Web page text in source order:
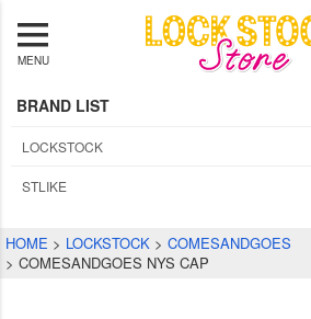
MENU
BRAND LIST
LOCKSTOCK
STLIKE
HOME LOCKSTOCK
COMESANDGOES
COMESANDGOES NYS CAP